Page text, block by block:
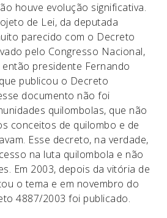
houve evolução significativa.
de Lei, da deputada
parecido com o Decreto
pelo Congresso Nacional,
presidente Fernando
publicou o Decreto
documento não foi
quilombolas, que não
conceitos de quilombo e de
Esse decreto, na verdade,
na luta quilombola e não
Em 2003, depois da vitória de
o tema e em novembro do
4887/2003 foi publicado.